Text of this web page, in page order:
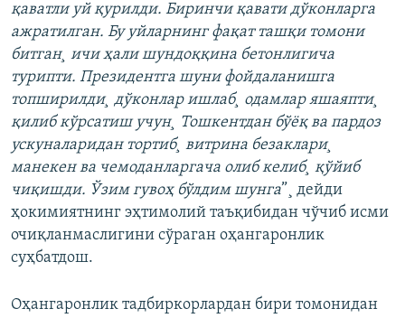
қаватли уй қурилди. Биринчи қавати дўконларга
ажратилган. Бу уйларнинг фақат ташқи томони
битган¸ ичи ҳали шундоққина бетонлигича
турипти. Президентга шуни фойдаланишга
топширилди¸ дўконлар ишлаб¸ одамлар яшаяпти¸
қилиб кўрсатиш учун¸ Тошкентдан бўëқ ва пардоз
ускуналаридан тортиб¸ витрина безаклари¸
манекен ва чемоданларгача олиб келиб¸ қўйиб
чиқишди. Ўзим гувоҳ бўлдим шунга”¸ дейди
ҳокимиятнинг эҳтимолий таъқибидан чўчиб исми
очиқланмаслигини сўраган оҳангаронлик
суҳбатдош.
Оҳангаронлик тадбиркорлардан бири томонидан